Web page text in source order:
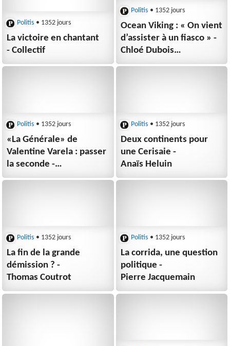
Politis • 1352 jours
La victoire en chantant
- Collectif
Politis • 1352 jours
Ocean Viking : « On vient
d’assister à un fiasco » -
Chloé Dubois
(collectif Focus)
Politis • 1352 jours
«La Générale» de
Valentine Varela : passer
la seconde -
Pauline Guedj
Politis • 1352 jours
Deux continents pour
une Cerisaie -
Anaïs Heluin
Politis • 1352 jours
La fin de la grande
démission ? -
Thomas Coutrot
Politis • 1352 jours
La corrida, une question
politique -
Pierre Jacquemain